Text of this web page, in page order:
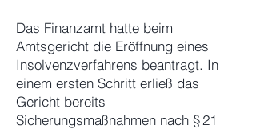
Das Finanzamt hatte beim
Amtsgericht die Eröffnung eines
Insolvenzverfahrens beantragt. In
einem ersten Schritt erließ das
Gericht bereits
Sicherungsmaßnahmen nach § 21